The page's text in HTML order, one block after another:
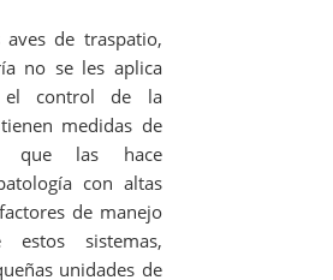
de traspatio,
no se les aplica
el control de la
medidas de
que las hace
con altas
de manejo
estos sistemas,
unidades de